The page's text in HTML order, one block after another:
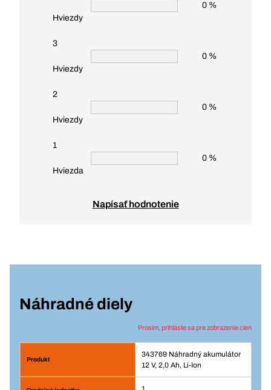
Hviezdy
0 %
3
Hviezdy
0 %
2
Hviezdy
0 %
1
Hviezda
0 %
Napísať hodnotenie
Náhradné diely
Prosím, prihláste sa pre zobrazenie cien
343769 Náhradný akumulátor
12 V, 2,0 Ah, Li-Ion